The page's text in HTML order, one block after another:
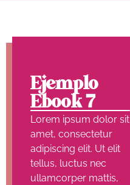
Ejemplo
Ebook 7
Lorem ipsum dolor sit
amet, consectetur
adipiscing elit. Ut elit
tellus, luctus nec
ullamcorper mattis,